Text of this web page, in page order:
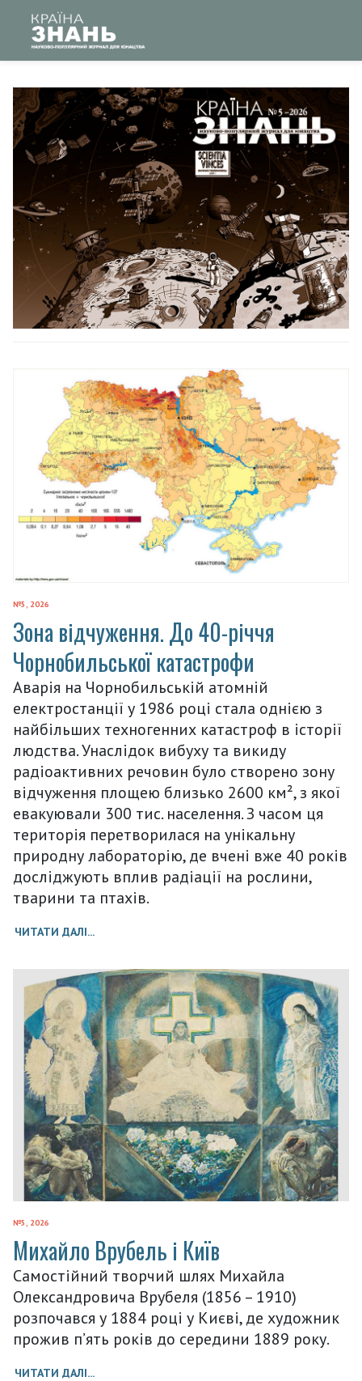
№5, 2026
Зона відчуження. До 40-річчя
Чорнобильської катастрофи
Аварія на Чорнобильській атомній
електростанції у 1986 році стала однією з
найбільших техногенних катастроф в історії
людства. Унаслідок вибуху та викиду
радіоактивних речовин було створено зону
відчуження площею близько 2600 км², з якої
евакуювали 300 тис. населення. З часом ця
територія перетворилася на унікальну
природну лабораторію, де вчені вже 40 років
досліджують вплив радіації на рослини,
тварини та птахів.
ЧИТАТИ ДАЛІ...
№5, 2026
Михайло Врубель і Київ
Самостійний творчий шлях Михайла
Олександровича Врубеля (1856 – 1910)
розпочався у 1884 році у Києві, де художник
прожив п’ять років до середини 1889 року.
ЧИТАТИ ДАЛІ...